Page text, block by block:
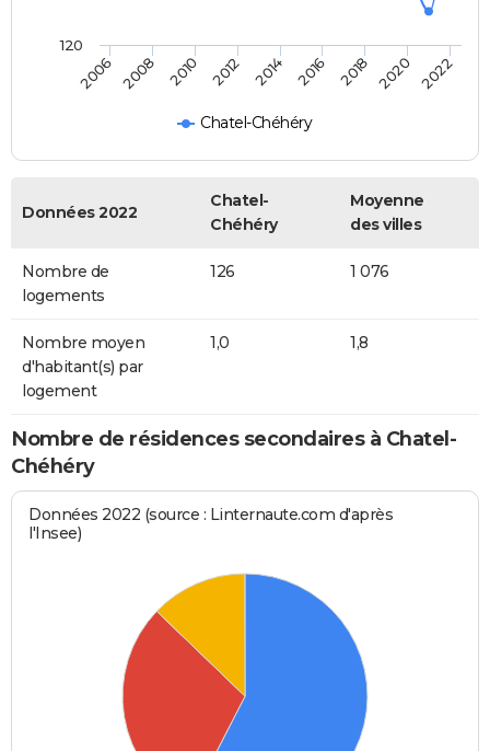
Chatel-Chéhéry
2006 2008 2010 2012 2014 2016 2018 2020 2022
120
Données 2022
Chatel-
Chéhéry
Moyenne
des villes
Nombre de
logements
126 1 076
Nombre moyen
d'habitant(s) par
logement
1,0 1,8
Nombre de résidences secondaires à Chatel-
Chéhéry
Données 2022 (source : Linternaute.com d'après
l'Insee)